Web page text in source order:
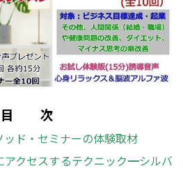
目 次
ド・セミナーの体験取材
アクセスするテクニック━シルバ